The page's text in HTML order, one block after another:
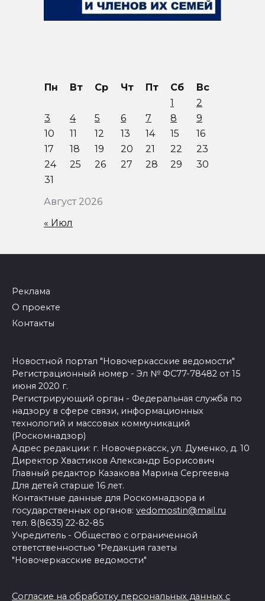
Август 2026
Пн Вт Ср Чт Пт Сб
Вс
1
2
3
4 5 6 7 8
9
10
11 12 13 14 15
16
17
18 19 20 21 22
23
24
25 26 27 28 29
30
31
« Июл
Реклама
О проекте
Контакты
Новостной портал "Новочеркасские ведомости"
Регистрационный номер - Эл № ФС77-78482 от 15
июня 2020 г.
Регистрирующий орган - Федеральная служба по
надзору в сфере связи, информационных
технологий и массовых коммуникаций
(Роскомнадзор)
Адрес редакции: г. Новочеркасск, ул. Думенко, д. 10
Директор Хвастиков Александр Борисович
Главный редактор Казакова Марина Сергеевна
Для детей старше 16 лет.
Контактные данные для Роскомнадзора и
государственных органов: vedomostin@mail.ru
тел. 8(8635) 22-82-85
Учредитель - Общество с ограниченной
ответственностью "Редакция газеты
"Новочеркасские ведомости"
Согласие на обработку персональных данных с